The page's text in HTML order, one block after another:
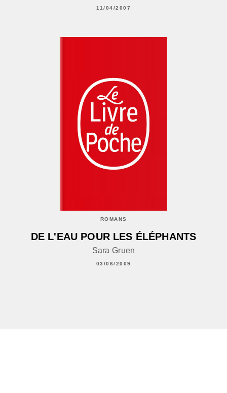
11/04/2007
ROMANS
DE L'EAU POUR LES ÉLÉPHANTS
Sara Gruen
03/06/2009